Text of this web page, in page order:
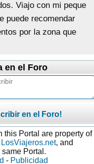
Viajo con mi peque
puede recomendar
por la zona que
en el Foro
en el Foro!
this Portal are property of
LosViajeros.net, and
same Portal.
- Publicidad